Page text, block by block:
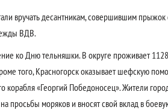
вручать десантникам, совершившим
ВДВ.
ко Дню тельняшки. В округе проживает
того, Красногорск оказывает шефскую
корабля «Георгий Победоносец». Жители
просьбы моряков и вносят свой вклад в